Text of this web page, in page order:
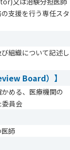
支援を行う専任スタ
組織について記述し
Board）】
める、医療機関の
員会
師